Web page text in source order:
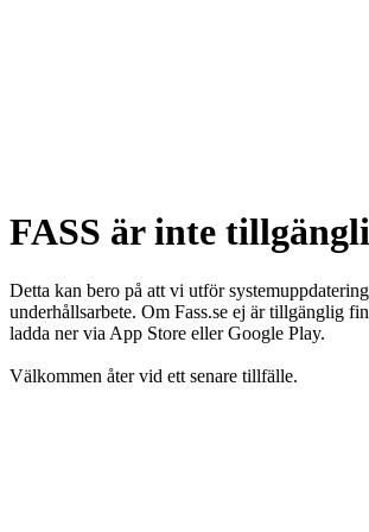
FASS är inte
Detta kan bero på att vi utför
underhållsarbete. Om Fass.se ej är tillgänglig
ladda ner via App Store eller Google Play.
Välkommen åter vid ett senare tillfälle.